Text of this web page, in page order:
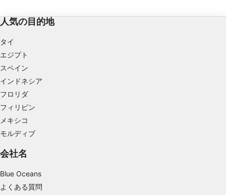
人気の目的地
タイ
エジプト
スペイン
インドネシア
フロリダ
フィリピン
メキシコ
モルディブ
会社名
Blue Oceans
よくある質問
パーソナライズコンテンツの選択のためにプロ
ファイルを利用する
広告のパフォーマンスを測定する
コンテンツのパフォーマンスを測定する
統計情報または様々な情報源からのデータを組
み合わせてユーザー層を理解する
サービスを開発・改良する
用する